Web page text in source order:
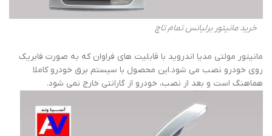
خرید مانیتور برلیانس تمام تاچ
مانیتور مولتی مدیا اندروید با قابلیت های فراوان که به صورت فابریک
روی خودرو نصب می شود.این محصول با سیستم برق خودرو کاملا
هماهنگ است و بعد از نصب، خودرو از گارانتی خارج نمی شود.